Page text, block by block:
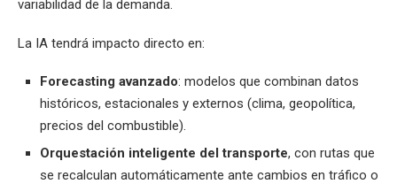
variabilidad de la demanda.
La IA tendrá impacto directo en:
Forecasting avanzado: modelos que combinan datos
históricos, estacionales y externos (clima, geopolítica,
precios del combustible).
Orquestación inteligente del transporte, con rutas que
se recalculan automáticamente ante cambios en tráfico o